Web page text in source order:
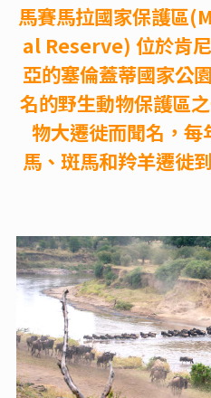
馬賽馬拉國家保護區
al Reserve) 位於肯
亞的塞倫蓋蒂國家公
名的野生動物保護區
物大遷徙而聞名，每
馬、斑馬和羚羊遷徙